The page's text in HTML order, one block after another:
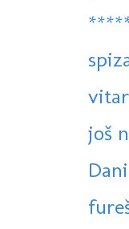
još